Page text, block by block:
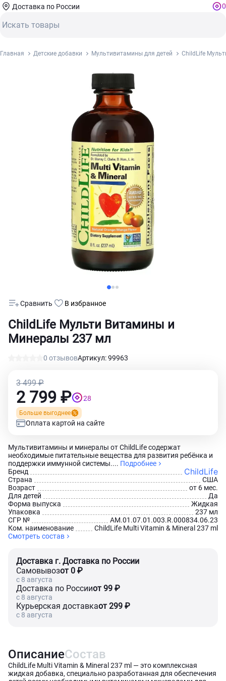
Доставка по России 0
Главная Детские добавки Мультивитамины для детей ChildLife
ChildLife Мульти Витамины и
Минералы 237 мл
0 отзывовАртикул: 99963
Сравнить В избранное
Мультивитамины и минералы от ChildLife содержат
необходимые питательные вещества для развития ребёнка и
поддержки иммунной системы.... Подробнее
Бренд
ChildLife
Страна
США
Возраст
от 6 мес.
Для детей
Да
Форма выпуска
Жидкая
Упаковка
237 мл
СГР №
AM.01.07.01.003.R.000834.06.23
Ком. наименование
ChildLife Multi Vitamin & Mineral 237 ml
Смотреть состав
3 499 ₽
2 799 ₽ 28
Больше выгоднее
Оплата картой на сайте
Доставка г. Доставка по России
Самовывозот 0 ₽
c 8 августа
Доставка по Россииот 99 ₽
c 8 августа
Курьерская доставкаот 299 ₽
c 8 августа
ОписаниеСостав
ChildLife Multi Vitamin & Mineral 237 ml — это комплексная
жидкая добавка, специально разработанная для обеспечения